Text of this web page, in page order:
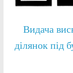
Видача
ділянок під